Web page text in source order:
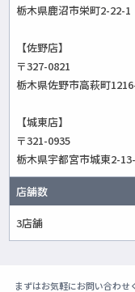
栃木県鹿沼市栄町2-22-1
【佐野店】
〒327-0821
栃木県佐野市高萩町
【城東店】
〒321-0935
栃木県宇都宮市城東2-
店舗数
3店舗
まずはお気軽にお問い合わせ